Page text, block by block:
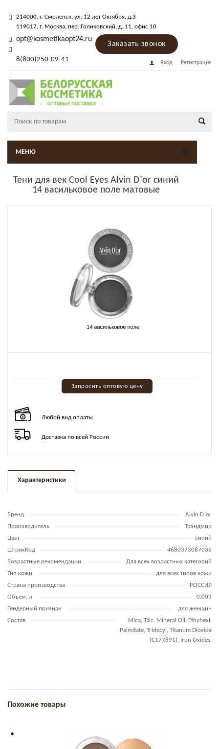
214000, г. Смоленск, ул. 12 лет Октября, д.3
119017, г. Москва, пер. Голиковский, д. 11, офис 10
opt@kosmetikaopt24.ru
8(800)250-09-41
Заказать звонок
Вход Регистрация
МЕНЮ
Тени для век Cool Eyes Alvin D`or синий
14 васильковое поле матовые
Запросить оптовую цену
Любой вид оплаты
Доставка по всей России
Характеристики
Бренд
Alvin D`or
Производитель
Трэндмир
Цвет
синий
ШтрихКод
4680373087035
Возрастные рекомендации
Для всех возрастных категорий
Тип кожи
для всех типов кожи
Страна производства
РОССИЯ
Объем, л
0.003
Гендерный признак
для женщин
Состав
Mica, Talc, Mineral Oil, Ethyhexil
Palmitate, Tridecyl, Titanum Dioxide
(C177891), Iron Oxides.
Похожие товары